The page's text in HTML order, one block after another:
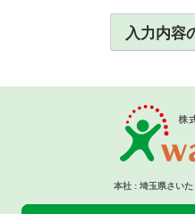
入力内容
本社 : 埼玉県さい